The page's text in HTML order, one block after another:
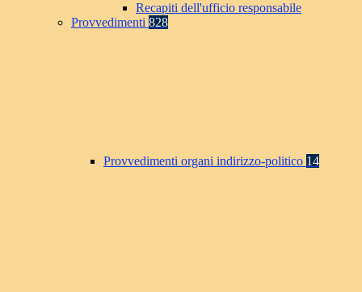
Recapiti dell'ufficio responsabile
Provvedimenti 828
Provvedimenti organi indirizzo-politico 14